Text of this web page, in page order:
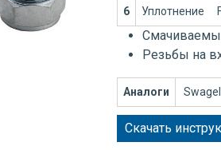
6 Уплотнение
Резьбы на
Аналоги
Скачать